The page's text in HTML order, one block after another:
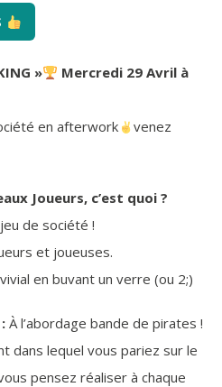
»
Mercredi 29 Avril à
en afterwork
venez
Joueurs, c’est quoi ?
de société !
et joueuses.
en buvant un verre (ou 2;)
À l’abordage bande de pirates !
dans lequel vous pariez sur le
pensez réaliser à chaque